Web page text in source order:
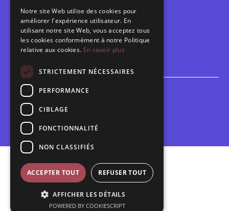
Calendrier
Programme des spectacles
Brèves
Espace scolaire
Politique de confidentialité
Plan du site
Notre site Web utilise des cookies pour
améliorer l'expérience utilisateur. En
utilisant notre site Web, vous acceptez tous
les cookies conformément à notre Politique
relative aux cookies. En savoir plus
STRICTEMENT NÉCESSAIRES
PERFORMANCE
CIBLAGE
FONCTIONNALITÉ
NON CLASSIFIÉS
ACCEPTER TOUT REFUSER TOUT
AFFICHER LES DÉTAILS
POWERED BY COOKIESCRIPT